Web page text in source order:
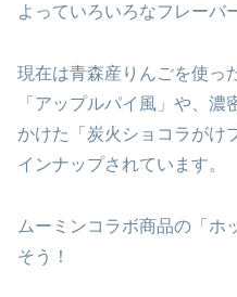
よっていろいろなフレーバ
現在は青森産りんごを使っ
「アップルパイ風」や、濃
かけた「炭火ショコラがけ
インナップされています。
ムーミンコラボ商品の「ホ
そう！